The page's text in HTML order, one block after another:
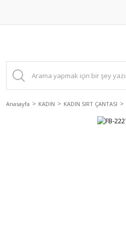
Anasayfa KADIN KADIN SIRT ÇANTASI